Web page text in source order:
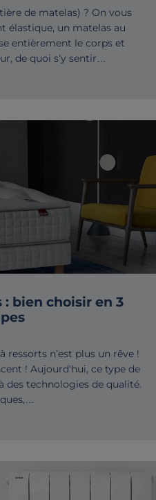
de matelas) ? On vous
élastique, un matelas au
entièrement le corps et
de quoi s’y sentir…
: bien choisir en 3
n’est plus un rêve !
! Aujourd'hui, ce type de
des technologies de qualité.